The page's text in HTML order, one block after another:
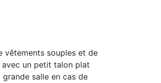
vêtements souples et de
avec un petit talon plat
grande salle en cas de